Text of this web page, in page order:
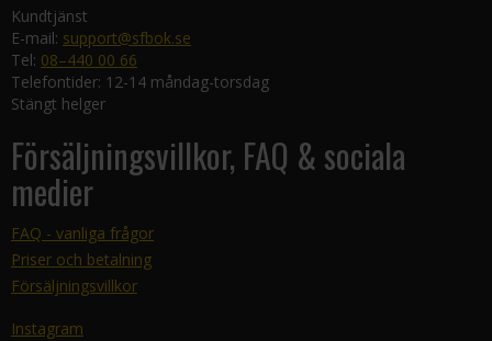
Kundtjänst
E-mail: support@sfbok.se
Tel: 08–440 00 66
Telefontider: 12-14 måndag-torsdag
Stängt helger
Försäljningsvillkor, FAQ & sociala
medier
FAQ - vanliga frågor
Priser och betalning
Försäljningsvillkor
Instagram